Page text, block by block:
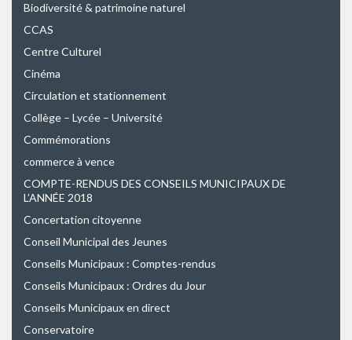
Biodiversité & patrimoine naturel
CCAS
Centre Culturel
Cinéma
Circulation et stationnement
Collège – Lycée – Université
Commémorations
commerce à vence
COMPTE-RENDUS DES CONSEILS MUNICIPAUX DE
L’ANNÉE 2018
Concertation citoyenne
Conseil Municipal des Jeunes
Conseils Municipaux : Comptes-rendus
Conseils Municipaux : Ordres du Jour
Conseils Municipaux en direct
Conservatoire